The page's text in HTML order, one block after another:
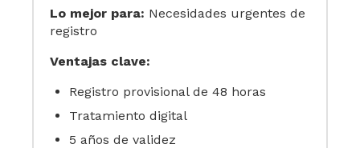
Lo mejor para: Necesidades urgentes de
registro
Ventajas clave:
Registro provisional de 48 horas
Tratamiento digital
5 años de validez